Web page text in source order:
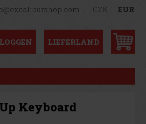
CZK EUR
LIEFERLAND
Keyboard